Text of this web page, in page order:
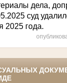
дела,
суд
2025 года.